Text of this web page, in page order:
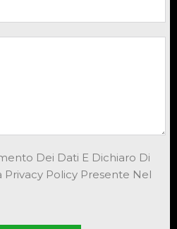
Dei Dati E Dichiaro Di
Privacy Policy Presente Nel